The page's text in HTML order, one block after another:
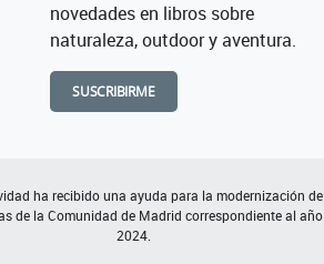
novedades en libros sobre
naturaleza, outdoor y aventura.
SUSCRIBIRME
ha recibido una ayuda para la modernización de
de la Comunidad de Madrid correspondiente al año
2024.